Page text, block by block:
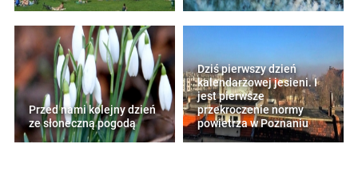
Przed nami kolejny dzień
ze słoneczną pogodą
Dziś pierwszy dzień
kalendarzowej jesieni. I
jest pierwsze
przekroczenie normy
powietrza w Poznaniu